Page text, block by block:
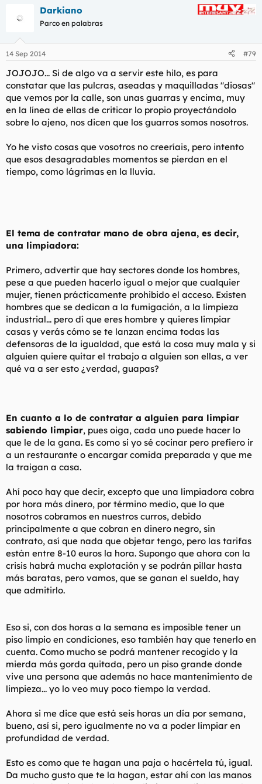
Darkiano
Parco en palabras
14 Sep 2014 #79
JOJOJO... Si de algo va a servir este hilo, es para
constatar que las pulcras, aseadas y maquilladas "diosas"
que vemos por la calle, son unas guarras y encima, muy
en la línea de ellas de criticar lo propio proyectándolo
sobre lo ajeno, nos dicen que los guarros somos nosotros.
Yo he visto cosas que vosotros no creeríais, pero intento
que esos desagradables momentos se pierdan en el
tiempo, como lágrimas en la lluvia.
El tema de contratar mano de obra ajena, es decir,
una limpiadora:
Primero, advertir que hay sectores donde los hombres,
pese a que pueden hacerlo igual o mejor que cualquier
mujer, tienen prácticamente prohibido el acceso. Existen
hombres que se dedican a la fumigación, a la limpieza
industrial... pero dí que eres hombre y quieres limpiar
casas y verás cómo se te lanzan encima todas las
defensoras de la igualdad, que está la cosa muy mala y si
alguien quiere quitar el trabajo a alguien son ellas, a ver
qué va a ser esto ¿verdad, guapas?
En cuanto a lo de contratar a alguien para limpiar
sabiendo limpiar, pues oiga, cada uno puede hacer lo
que le de la gana. Es como si yo sé cocinar pero prefiero ir
a un restaurante o encargar comida preparada y que me
la traigan a casa.
Ahí poco hay que decir, excepto que una limpiadora cobra
por hora más dinero, por término medio, que lo que
nosotros cobramos en nuestros curros, debido
principalmente a que cobran en dinero negro, sin
contrato, así que nada que objetar tengo, pero las tarifas
están entre 8-10 euros la hora. Supongo que ahora con la
crisis habrá mucha explotación y se podrán pillar hasta
más baratas, pero vamos, que se ganan el sueldo, hay
que admitirlo.
Eso si, con dos horas a la semana es imposible tener un
piso limpio en condiciones, eso también hay que tenerlo en
cuenta. Como mucho se podrá mantener recogido y la
mierda más gorda quitada, pero un piso grande donde
vive una persona que además no hace mantenimiento de
limpieza... yo lo veo muy poco tiempo la verdad.
Ahora si me dice que está seis horas un día por semana,
bueno, así si, pero igualmente no va a poder limpiar en
profundidad de verdad.
Esto es como que te hagan una paja o hacértela tú, igual.
Da mucho gusto que te la hagan, estar ahí con las manos